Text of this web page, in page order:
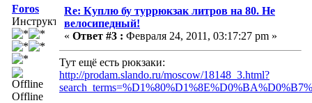
Foros
Инструктор
Offline
Re: Куплю бу туррюкзак литров на 80. Не
велосипедный!
« Ответ #3 : Февраля 24, 2011, 03:17:27 pm »
Тут ещё есть рюкзаки:
http://prodam.slando.ru/moscow/18148_3.html?